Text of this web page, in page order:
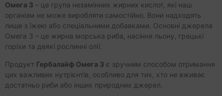
Омега 3 – це група незамінних жирних кислот, які наш
організм не може виробляти самостійно. Вони надходять
лише з їжею або спеціальними добавками. Основні джерела
Омега 3 – це жирна морська риба, насіння льону, грецькі
горіхи та деякі рослинні олії.
Продукт Гербалайф Омега 3 є зручним способом отримання
цих важливих нутрієнтів, особливо для тих, хто не вживає
достатньо риби або інших природних джерел.